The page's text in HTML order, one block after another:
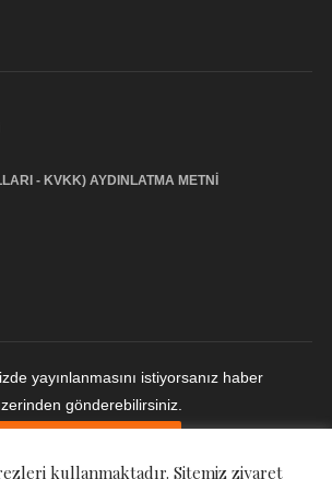
- KVKK) AYDINLATMA METNİ
yayınlanmasını istiyorsanız haber
gönderebilirsiniz.
kullanmaktadır. Sitemiz ziyaret